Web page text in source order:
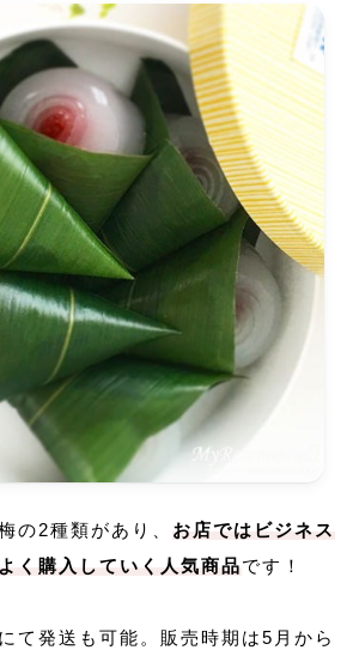
の2種類があり、 お店ではビジネス
く購入していく人気商品です！
て発送も可能。販売時期は5月から